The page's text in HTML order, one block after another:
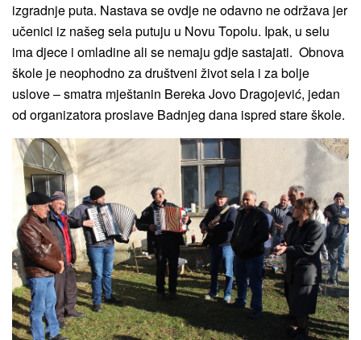
izgradnje puta. Nastava se ovdje ne odavno ne održava jer
učenici iz našeg sela putuju u Novu Topolu. Ipak, u selu
ima djece i omladine ali se nemaju gdje sastajati. Obnova
škole je neophodno za društveni život sela i za bolje
uslove – smatra mještanin Bereka Jovo Dragojević, jedan
od organizatora proslave Badnjeg dana ispred stare škole.